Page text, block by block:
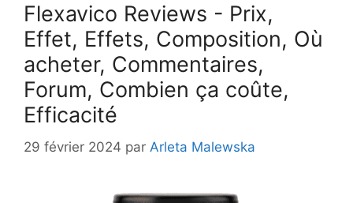
Flexavico Reviews - Prix,
Effet, Effets, Composition, Où
acheter, Commentaires,
Forum, Combien ça coûte,
Efficacité
29 février 2024 par Arleta Malewska